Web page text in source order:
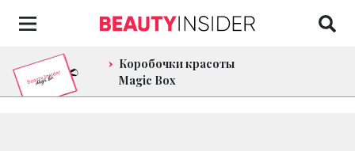
Коробочки красоты
Magic Box